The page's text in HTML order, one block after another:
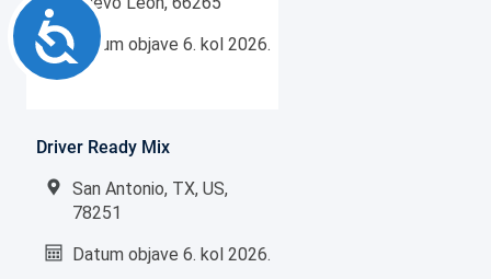
Accessibility
Datum objave 6. kol 2026.
Driver Ready Mix
San Antonio, TX, US,
78251
Datum objave 6. kol 2026.